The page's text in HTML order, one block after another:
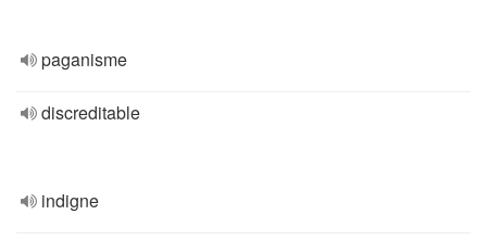
paganisme
discreditable
indigne